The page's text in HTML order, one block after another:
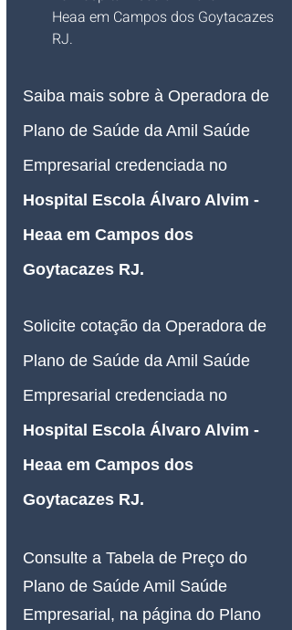
Heaa em Campos dos Goytacazes
RJ.
Saiba mais sobre à Operadora de
Plano de Saúde da Amil Saúde
Empresarial credenciada no
Hospital Escola Álvaro Alvim -
Heaa em Campos dos
Goytacazes RJ.
Solicite cotação da Operadora de
Plano de Saúde da Amil Saúde
Empresarial credenciada no
Hospital Escola Álvaro Alvim -
Heaa em Campos dos
Goytacazes RJ.
Consulte a Tabela de Preço do
Plano de Saúde Amil Saúde
Empresarial, na página do Plano